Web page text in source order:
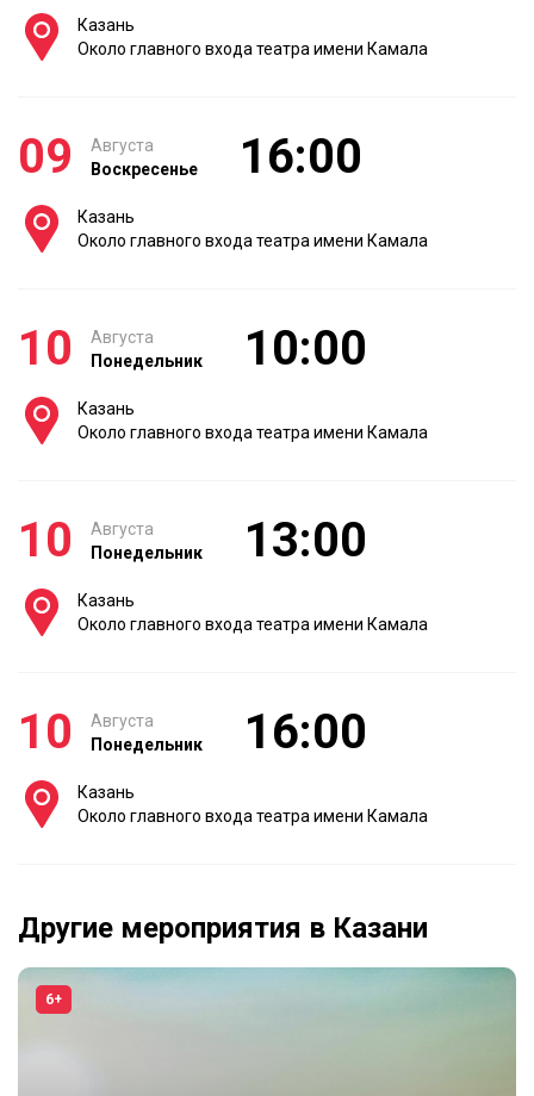
Казань
Около главного входа театра имени Камала
09
Августа
Воскресенье
16:00
Казань
Около главного входа театра имени Камала
10
Августа
Понедельник
10:00
Казань
Около главного входа театра имени Камала
10
Августа
Понедельник
13:00
Казань
Около главного входа театра имени Камала
10
Августа
Понедельник
16:00
Казань
Около главного входа театра имени Камала
Другие мероприятия в Казани
6+